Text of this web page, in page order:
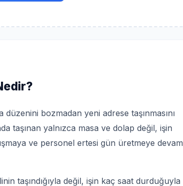
düzenini bozmadan yeni adrese taşınmasını
taşınan yalnızca masa ve dolap değil, işin
ve personel ertesi gün üretmeye devam
taşındığıyla değil, işin kaç saat durduğuyla